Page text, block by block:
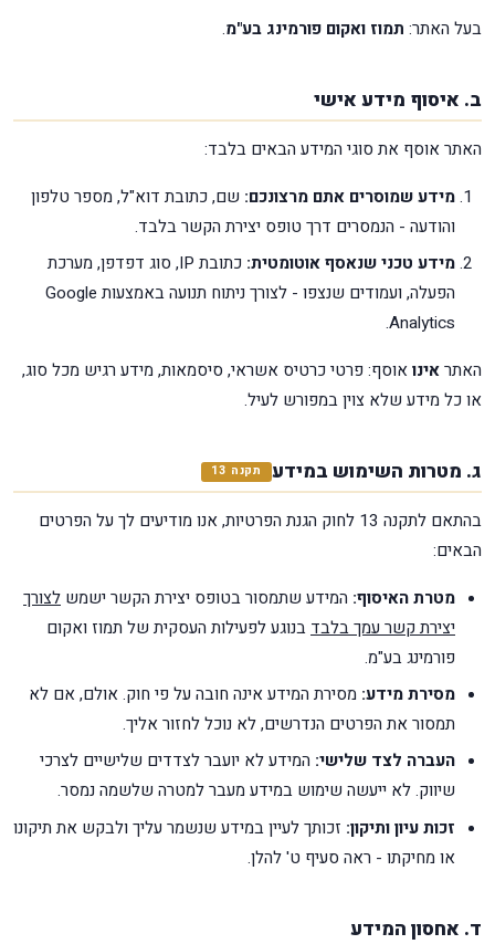
בעל האתר: תמוז ואקום פורמינג בע"מ.
ב. איסוף מידע אישי
האתר אוסף את סוגי המידע הבאים בלבד:
מידע שמוסרים אתם מרצונכם: שם, כתובת דוא"ל, מספר טלפון
והודעה - הנמסרים דרך טופס יצירת הקשר בלבד.
מידע טכני שנאסף אוטומטית:
כתובת IP, סוג דפדפן, מערכת
הפעלה, ועמודים שנצפו - לצורך ניתוח תנועה באמצעות Google
Analytics.
האתראינואוסף: פרטי כרטיס אשראי, סיסמאות, מידע רגיש מכל סוג,
או כל מידע שלא צוין במפורש לעיל.
ג. מטרות השימוש במידע תקנה 13
בהתאם לתקנה 13 לחוק הגנת הפרטיות, אנו מודיעים לך על הפרטים
הבאים:
מטרת האיסוף: המידע שתמסור בטופס יצירת הקשר ישמש לצורך
יצירת קשר עמך בלבד בנוגע לפעילות העסקית של תמוז ואקום
פורמינג בע"מ.
מסירת מידע: מסירת המידע אינה חובה על פי חוק. אולם, אם לא
תמסור את הפרטים הנדרשים, לא נוכל לחזור אליך.
העברה לצד שלישי: המידע לא יועבר לצדדים שלישיים לצרכי
שיווק. לא ייעשה שימוש במידע מעבר למטרה שלשמה נמסר.
זכות עיון ותיקון: זכותך לעיין במידע שנשמר עליך ולבקש את תיקונו
או מחיקתו - ראה סעיף ט' להלן.
ד. אחסון המידע